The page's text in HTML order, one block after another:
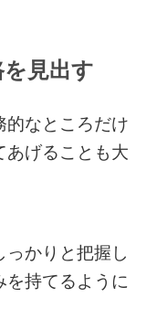
見出す
的なところだけ
あげることも大
かりと把握し
を持てるように